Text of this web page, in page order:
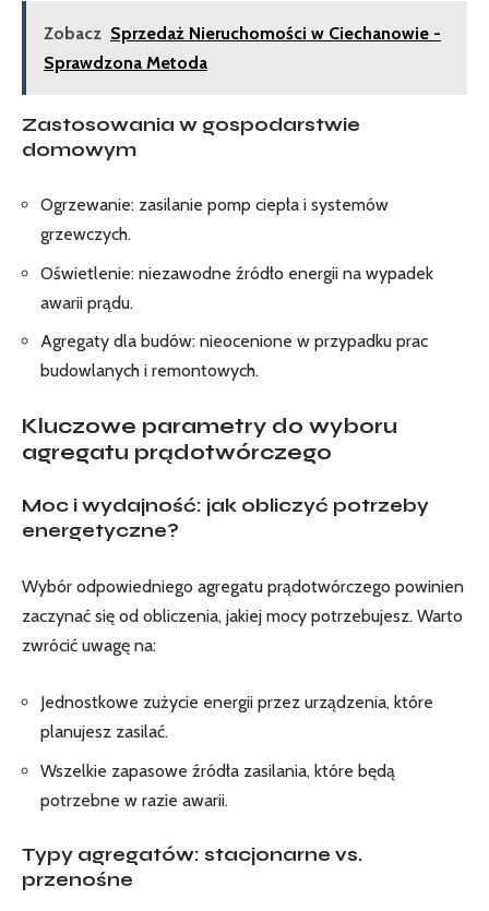
Zobacz Sprzedaż Nieruchomości w Ciechanowie -
Sprawdzona Metoda
Zastosowania w gospodarstwie
domowym
Ogrzewanie: zasilanie pomp ciepła i systemów
grzewczych.
Oświetlenie: niezawodne źródło energii na wypadek
awarii prądu.
Agregaty dla budów: nieocenione w przypadku prac
budowlanych i remontowych.
Kluczowe parametry do wyboru
agregatu prądotwórczego
Moc i wydajność: jak obliczyć potrzeby
energetyczne?
Wybór odpowiedniego agregatu prądotwórczego powinien
zaczynać się od obliczenia, jakiej mocy potrzebujesz. Warto
zwrócić uwagę na:
Jednostkowe zużycie energii przez urządzenia, które
planujesz zasilać.
Wszelkie zapasowe źródła zasilania, które będą
potrzebne w razie awarii.
Typy agregatów: stacjonarne vs.
przenośne